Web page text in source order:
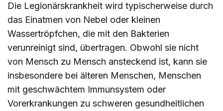
Die Legionärskrankheit wird typischerweise durch
das Einatmen von Nebel oder kleinen
Wassertröpfchen, die mit den Bakterien
verunreinigt sind, übertragen. Obwohl sie nicht
von Mensch zu Mensch ansteckend ist, kann sie
insbesondere bei älteren Menschen, Menschen
mit geschwächtem Immunsystem oder
Vorerkrankungen zu schweren gesundheitlichen